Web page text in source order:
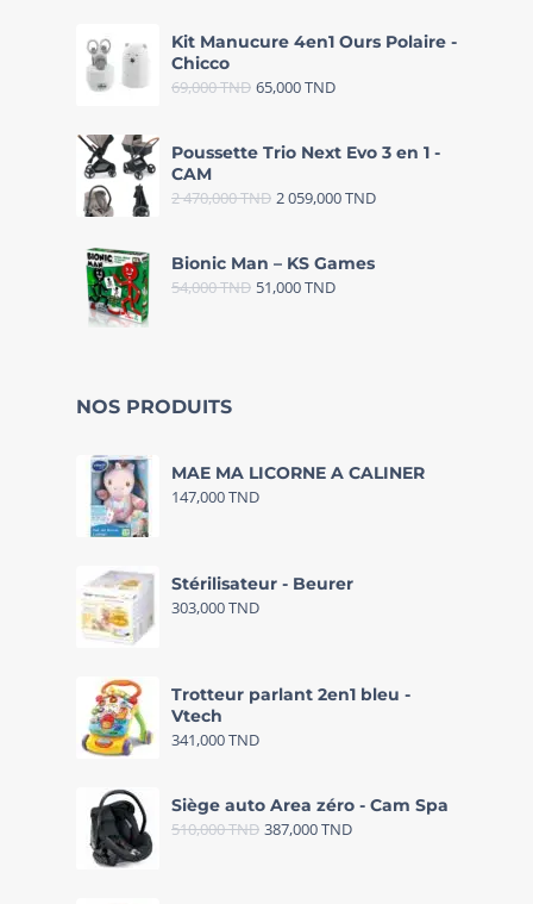
Kit Manucure 4en1 Ours Polaire -
Chicco
69,000TND 65,000TND
Poussette Trio Next Evo 3 en 1 -
CAM
2 470,000TND 2 059,000TND
Bionic Man – KS Games
54,000TND 51,000TND
NOS PRODUITS
MAE MA LICORNE A CALINER
147,000TND
Stérilisateur - Beurer
303,000TND
Trotteur parlant 2en1 bleu -
Vtech
341,000TND
Siège auto Area zéro - Cam Spa
510,000TND 387,000TND